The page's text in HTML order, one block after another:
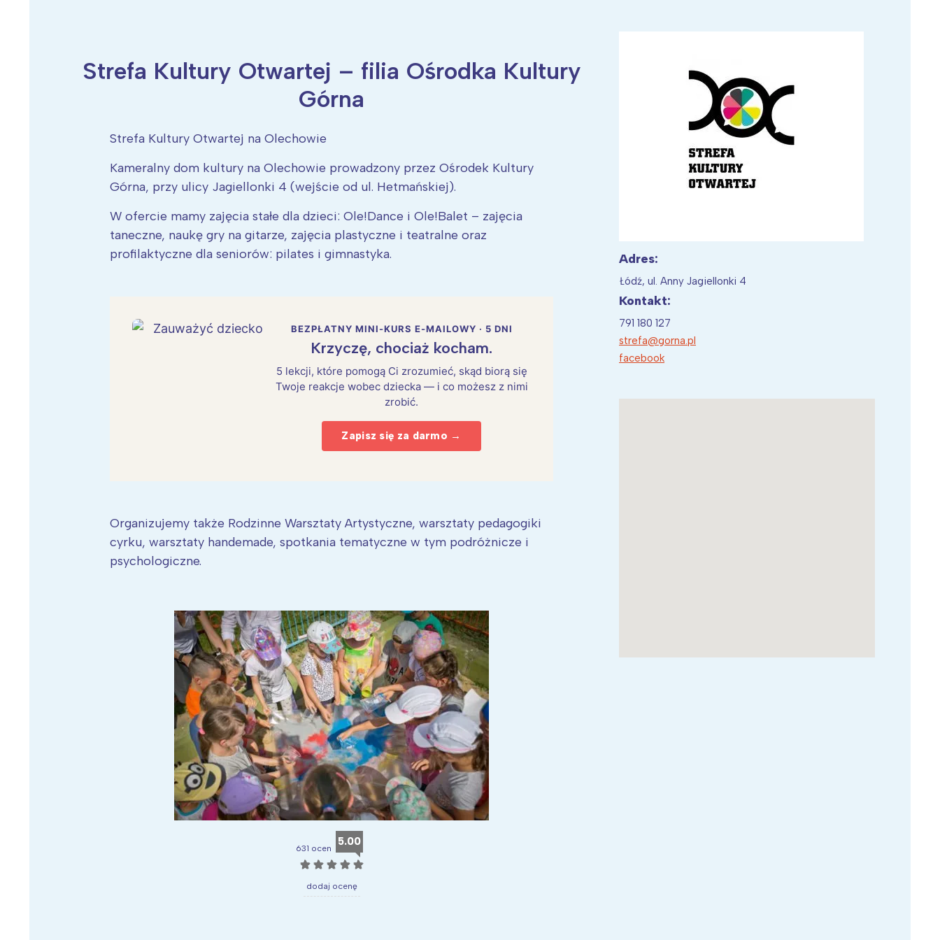
Wiosenny koncert ptaków na płocie Kwitnąca wiśnia i jej płatki Pszczoła i kwitnący ul Wiewiórka na kwitnącym polu
Strefa Kultury Otwartej – filia Ośrodka Kultury
Górna
Strefa Kultury Otwartej na Olechowie
Kameralny dom kultury na Olechowie prowadzony przez Ośrodek Kultury
Górna, przy ulicy Jagiellonki 4 (wejście od ul. Hetmańskiej).
W ofercie mamy zajęcia stałe dla dzieci: Ole!Dance i Ole!Balet – zajęcia
taneczne, naukę gry na gitarze, zajęcia plastyczne i teatralne oraz
profilaktyczne dla seniorów: pilates i gimnastyka.
BEZPŁATNY MINI-KURS E-MAILOWY · 5 DNI
Krzyczę, chociaż kocham.
5 lekcji, które pomogą Ci zrozumieć, skąd biorą się
Twoje reakcje wobec dziecka — i co możesz z nimi
zrobić.
Zapisz się za darmo →
Organizujemy także Rodzinne Warsztaty Artystyczne, warsztaty pedagogiki
cyrku, warsztaty handemade, spotkania tematyczne w tym podróżnicze i
psychologiczne.
631 ocen
5.00
☆ ☆ ☆ ☆ ☆
dodaj ocenę
Adres:
Łódź, ul. Anny Jagiellonki 4
Kontakt:
791 180 127
strefa@gorna.pl
facebook